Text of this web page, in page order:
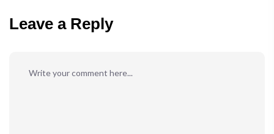
Leave a Reply